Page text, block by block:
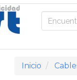
Inicio